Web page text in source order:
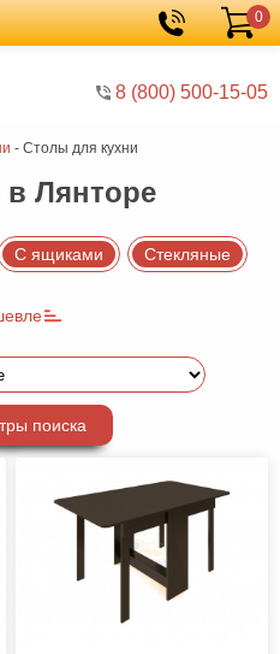
8 (800) 500-15-05
Корзина
0
- Cтолы для кухни
в Лянторе
С ящиками Стекляные
поиска